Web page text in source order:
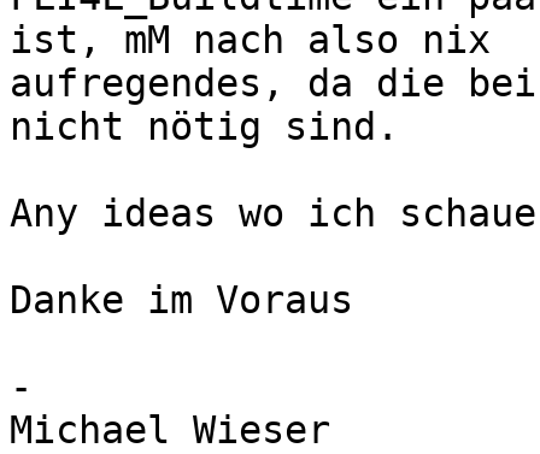
ist, mM nach also nix
aufregendes, da die
nicht nötig sind.
Any ideas wo ich
Danke im Voraus
-
Michael Wieser